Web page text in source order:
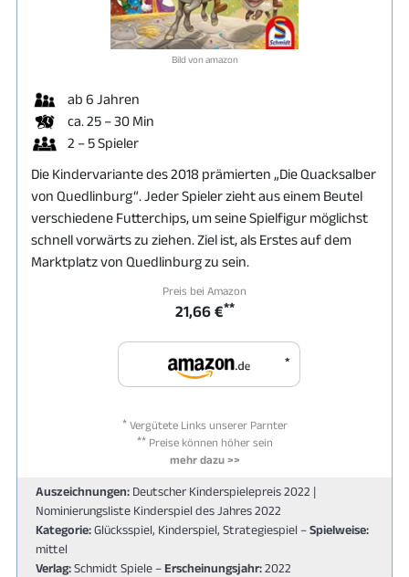
Bild von amazon
ab 6 Jahren
ca. 25 – 30 Min
2 – 5 Spieler
Die Kindervariante des 2018 prämierten „Die Quacksalber
von Quedlinburg“. Jeder Spieler zieht aus einem Beutel
verschiedene Futterchips, um seine Spielfigur möglichst
schnell vorwärts zu ziehen. Ziel ist, als Erstes auf dem
Marktplatz von Quedlinburg zu sein.
Preis bei Amazon
21,66 €**
*
*Vergütete Links unserer Parnter
**Preise können höher sein
mehr dazu >>
Auszeichnungen: Deutscher Kinderspielepreis 2022 |
Nominierungsliste Kinderspiel des Jahres 2022
Kategorie:Glücksspiel, Kinderspiel, Strategiespiel –Spielweise:
mittel
Verlag:Schmidt Spiele – Erscheinungsjahr:2022